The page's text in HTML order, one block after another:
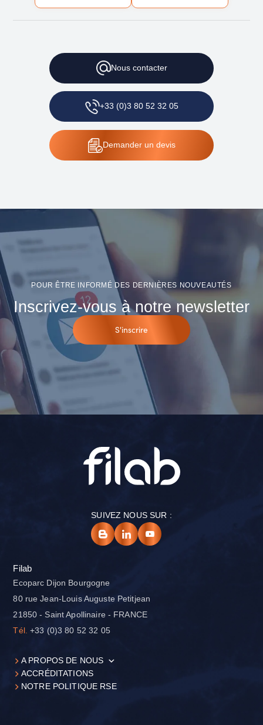
Nouscontacter
+33 (0)3 80 52 32 05
Demanderun devis
POUR ÊTRE INFORMÉ DES DERNIÈRES NOUVEAUTÉS
Inscrivez-vous à notre newsletter
S'inscrire
SUIVEZ NOUS SUR :
Filab
Ecoparc Dijon Bourgogne
80 rue Jean-Louis Auguste Petitjean
21850 - Saint Apollinaire - FRANCE
Tél. +33 (0)3 80 52 32 05
A PROPOS DE NOUS
ACCRÉDITATIONS
NOTRE POLITIQUE RSE